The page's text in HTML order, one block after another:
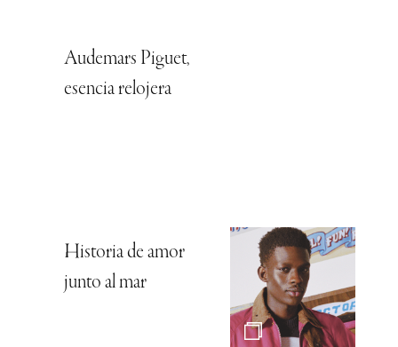
Audemars Piguet,
esencia relojera
Historia de amor
junto al mar